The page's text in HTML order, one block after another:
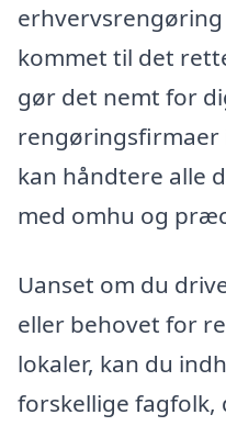
erhvervsrengøring
kommet til det
gør det nemt for
rengøringsfirmaer
kan håndtere alle
med omhu og
Uanset om du
eller behovet for
lokaler, kan du
forskellige fagfolk,